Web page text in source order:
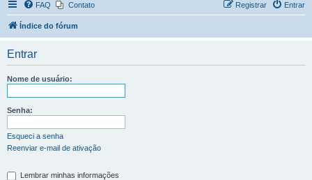
FAQ Contato Entrar
Registrar
Índice do fórum
Entrar
Nome de usuário:
Senha:
Esqueci a senha
Reenviar e-mail de ativação
Lembrar minhas informações